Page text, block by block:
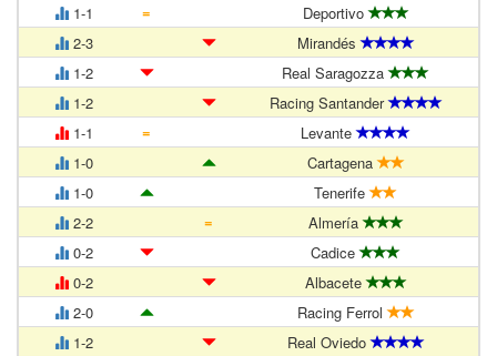
1-1
=
Deportivo
2-3
Mirandés
1-2
Real Saragozza
1-2
Racing Santander
1-1
=
Levante
1-0
Cartagena
1-0
Tenerife
2-2
=
Almería
0-2
Cadice
0-2
Albacete
2-0
Racing Ferrol
1-2
Real Oviedo